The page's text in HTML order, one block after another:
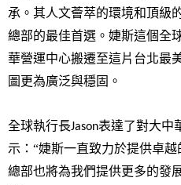
承。其人文薈萃的環境和頂級
總部的最佳首選。婕斯這個全
華營運中心搬遷至這片台北最
圖更為廣泛與穩固。
全球執行長Jason表達了對大中
示：“婕斯一直致力於提供卓
總部也將為我們提供更多的發